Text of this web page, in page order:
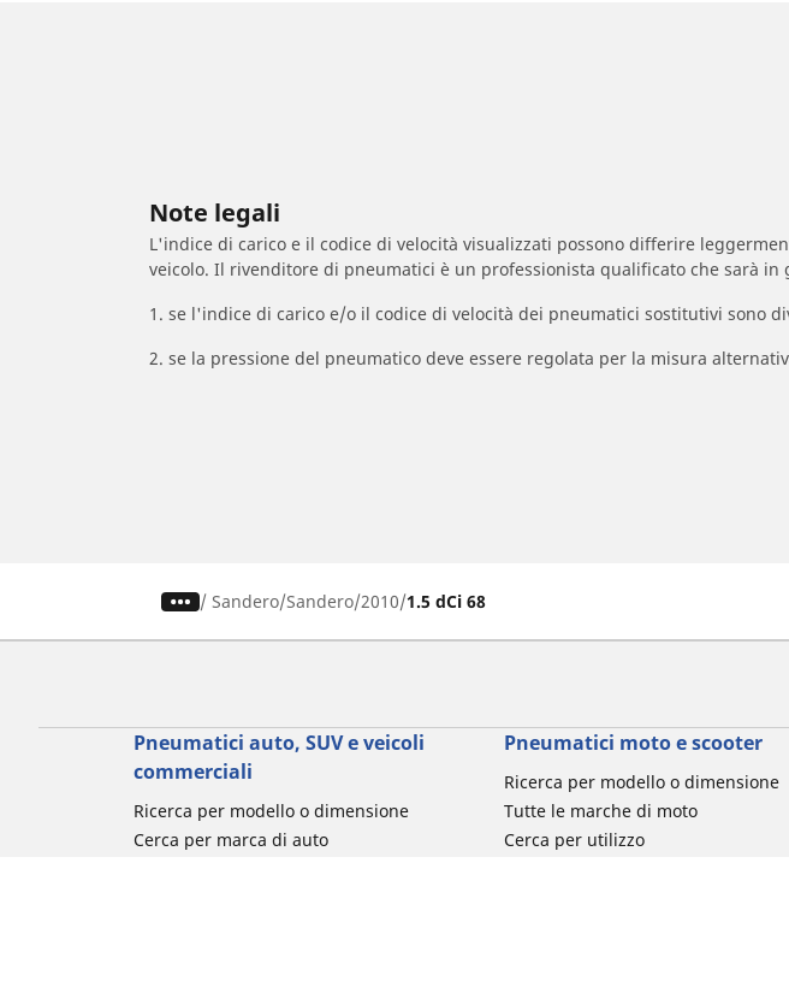
Note legali
L'indice di carico e il codice di velocità visualizzati possono differire
veicolo. Il rivenditore di pneumatici è un professionista qualificato che sarà in
1. se l'indice di carico e/o il codice di velocità dei pneumatici sostitutivi sono
2. se la pressione del pneumatico deve essere regolata per la misura
/ Sandero Sandero 2010 1.5 dCi 68
Pneumatici auto, SUV e veicoli
commerciali
Ricerca per modello o dimensione
Cerca per marca di auto
Pneumatici moto e scooter
Ricerca per modello o dimensione
Tutte le marche di moto
Cerca per utilizzo